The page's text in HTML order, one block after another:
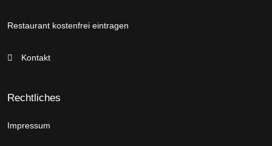
Restaurant kostenfrei eintragen
Kontakt
Rechtliches
Impressum